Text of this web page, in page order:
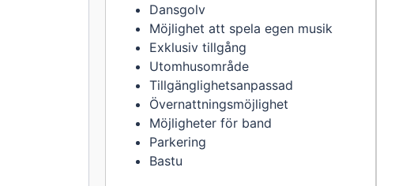
Dansgolv
Möjlighet att spela egen musik
Exklusiv tillgång
Utomhusområde
Tillgänglighetsanpassad
Övernattningsmöjlighet
Möjligheter för band
Parkering
Bastu